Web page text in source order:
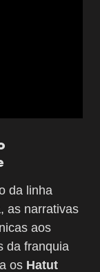
da linha
as narrativas
aos
da franquia
os Hatut